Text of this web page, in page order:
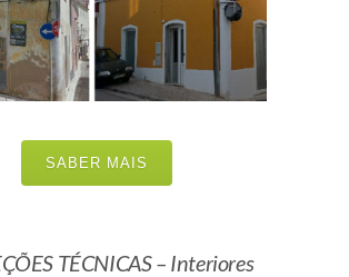
SABER MAIS
TÉCNICAS – Interiores